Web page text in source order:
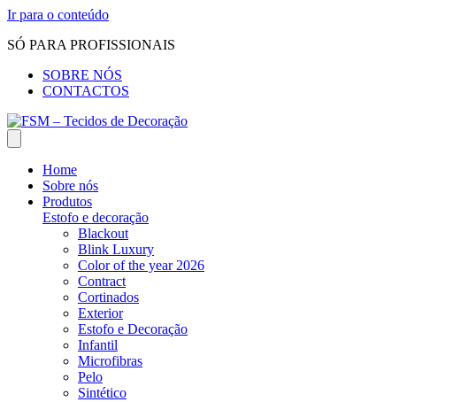
Ir para o conteúdo
SÓ PARA PROFISSIONAIS
SOBRE NÓS
CONTACTOS
Home
Sobre nós
Produtos
Estofo e decoração
Blackout
Blink Luxury
Color of the year 2026
Contract
Cortinados
Exterior
Estofo e Decoração
Infantil
Microfibras
Pelo
Sintético